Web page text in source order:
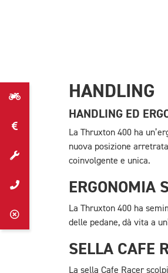
HANDLING
HANDLING ED
La Thruxton 400 ha
nuova posizione
coinvolgente e unica.
ERGONOMIA
La Thruxton 400 ha
delle pedane, dà vita a
SELLA CAFE
La sella Cafe Racer